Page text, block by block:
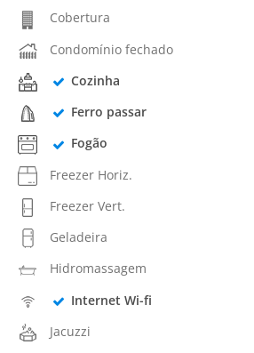
Cobertura
Condomínio fechado
Cozinha
Ferro passar
Fogão
Freezer Horiz.
Freezer Vert.
Geladeira
Hidromassagem
Internet Wi-fi
Jacuzzi